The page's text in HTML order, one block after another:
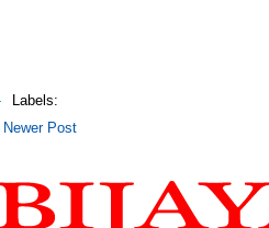
Labels:
Newer Post